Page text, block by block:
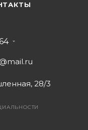
28/3